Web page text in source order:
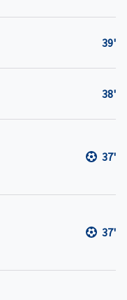
39'
38'
37'
37'